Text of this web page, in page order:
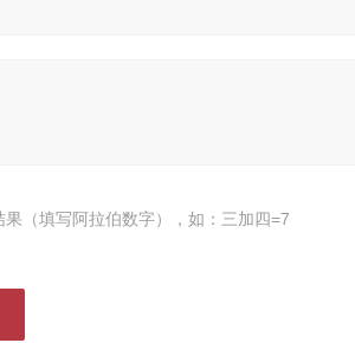
果（填写阿拉伯数字），如：三加四=7